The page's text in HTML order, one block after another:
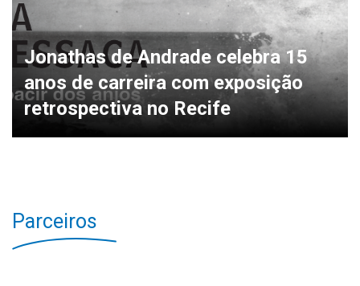
Jonathas de Andrade celebra 15
anos de carreira com exposição
retrospectiva no Recife
Parceiros